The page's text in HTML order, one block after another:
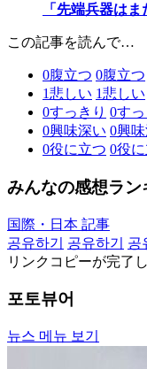
「先端兵器は
この記事を読んで…
0腹立つ 0腹立つ
1悲しい 1悲しい
0すっきり 0すっ
0興味深い 0興
0役に立つ 0役
みんなの感想ラン
国際・日本 記事
공유하기
공유하기 공
リンクコピーが完了
포토뷰어
뉴스 메뉴 보기